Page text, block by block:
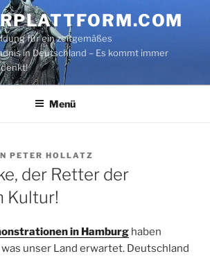
für ein zeitgemäßes
in Deutschland – Es kommt immer
Menü
PETER HOLLATZ
der Retter der
Kultur!
in Hamburg haben
unser Land erwartet. Deutschland